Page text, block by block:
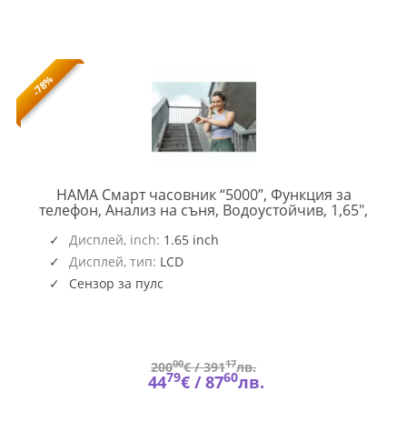
-78%
HAMA Смарт часовник “5000”, Функция за
телефон, Анализ на съня, Водоустойчив, 1,65",
HAMA-
Дисплей, inch: 1.65 inch
Дисплей, тип: LCD
Сензор за пулс
20000€ /39117лв.
4479€ /8760лв.